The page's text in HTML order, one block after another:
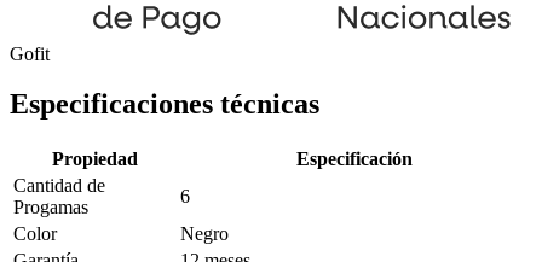
Gofit
Especificaciones técnicas
Propiedad
Especificación
Cantidad de
Progamas
6
Color
Negro